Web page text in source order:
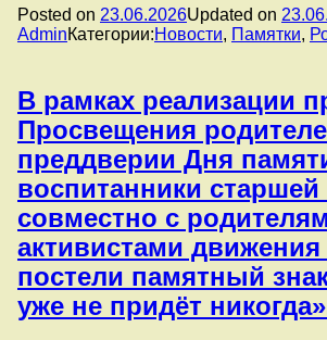
Posted on 23.06.2026Updated on
AdminКатегории:Новости, Памятки,
В рамках реализации
Просвещения
преддверии Дня
воспитанники
совместно с
активистами
постели памятный
уже не придёт